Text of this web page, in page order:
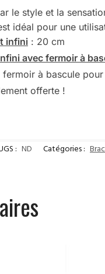
le style et la
idéal pour une
infini: 20 cm
avec fermoir à
à bascule
offerte !
: ND Catégories :